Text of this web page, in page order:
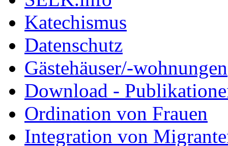
Katechismus
Datenschutz
Gästehäuser/-wohnungen
Download -
Ordination von Frauen
Integration von